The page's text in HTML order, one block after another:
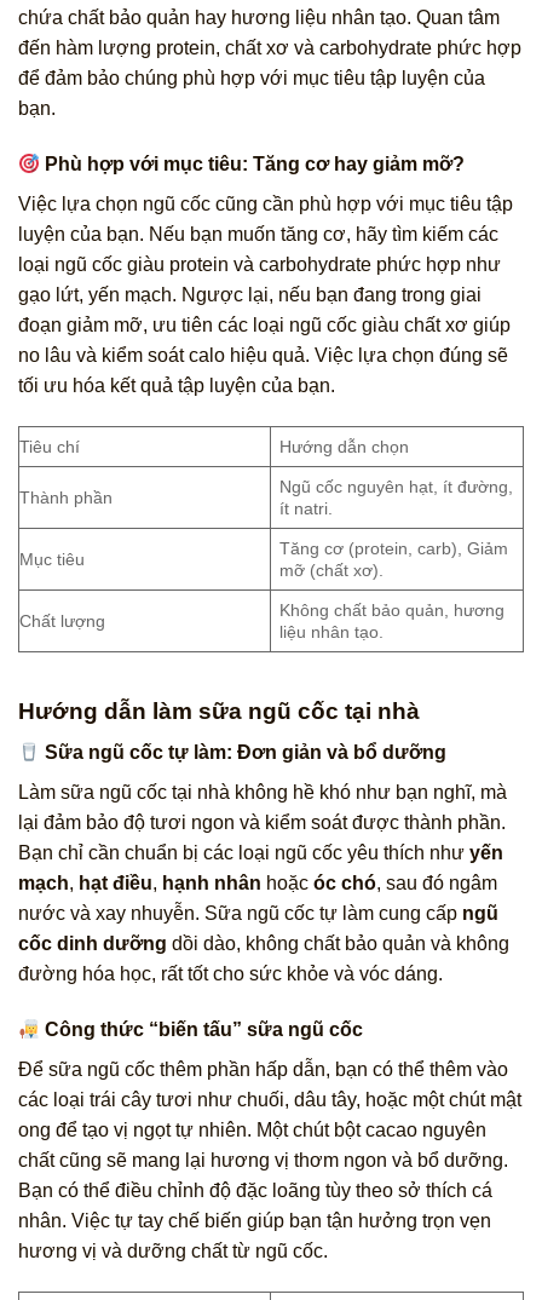
chứa chất bảo quản hay hương liệu nhân tạo. Quan tâm
đến hàm lượng protein, chất xơ và carbohydrate phức hợp
để đảm bảo chúng phù hợp với mục tiêu tập luyện của
bạn.
Phù hợp với mục tiêu: Tăng cơ hay giảm mỡ?
Việc lựa chọn ngũ cốc cũng cần phù hợp với mục tiêu tập
luyện của bạn. Nếu bạn muốn tăng cơ, hãy tìm kiếm các
loại ngũ cốc giàu protein và carbohydrate phức hợp như
gạo lứt, yến mạch. Ngược lại, nếu bạn đang trong giai
đoạn giảm mỡ, ưu tiên các loại ngũ cốc giàu chất xơ giúp
no lâu và kiểm soát calo hiệu quả. Việc lựa chọn đúng sẽ
tối ưu hóa kết quả tập luyện của bạn.
Tiêu chí Hướng dẫn chọn
Thành phần
Ngũ cốc nguyên hạt, ít đường,
ít natri.
Mục tiêu
Tăng cơ (protein, carb), Giảm
mỡ (chất xơ).
Chất lượng
Không chất bảo quản, hương
liệu nhân tạo.
Hướng dẫn làm sữa ngũ cốc tại nhà
Sữa ngũ cốc tự làm: Đơn giản và bổ dưỡng
Làm sữa ngũ cốc tại nhà không hề khó như bạn nghĩ, mà
lại đảm bảo độ tươi ngon và kiểm soát được thành phần.
Bạn chỉ cần chuẩn bị các loại ngũ cốc yêu thích như yến
mạch, hạt điều, hạnh nhân hoặc óc chó, sau đó ngâm
nước và xay nhuyễn. Sữa ngũ cốc tự làm cung cấp ngũ
cốc dinh dưỡng dồi dào, không chất bảo quản và không
đường hóa học, rất tốt cho sức khỏe và vóc dáng.
Công thức “biến tấu” sữa ngũ cốc
Để sữa ngũ cốc thêm phần hấp dẫn, bạn có thể thêm vào
các loại trái cây tươi như chuối, dâu tây, hoặc một chút mật
ong để tạo vị ngọt tự nhiên. Một chút bột cacao nguyên
chất cũng sẽ mang lại hương vị thơm ngon và bổ dưỡng.
Bạn có thể điều chỉnh độ đặc loãng tùy theo sở thích cá
nhân. Việc tự tay chế biến giúp bạn tận hưởng trọn vẹn
hương vị và dưỡng chất từ ngũ cốc.